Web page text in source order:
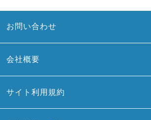
お問い合わせ
会社概要
サイト利用規約